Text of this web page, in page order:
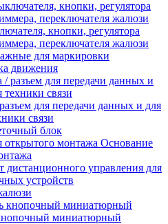
кнопки, регулятора
переключателя жалюзи
для маркировки
движения
для передачи данных и для
связи
блок
Основание
дистанционного управления для
устройств
миниатюрный